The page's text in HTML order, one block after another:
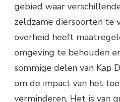
gebied waar
zeldzame diersoorten te
overheid heeft
omgeving te behouden
sommige delen van Kap
om de impact van het
verminderen. Het is van